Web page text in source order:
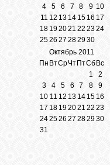
4
5 6 7 8 9 10
11 12 1314 15 1617
18 192021222324
2526 27 282930
Октябрь 2011
Пн ВтСрЧт ПтСб Вс
1
2
3
4 5 6 7 8
9
10 11 12 13 14 15 16
17 18 19202122 23
242526 27 282930
31